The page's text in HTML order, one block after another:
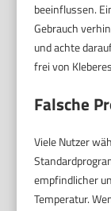
beeinflussen.
Gebrauch
und achte
frei von
Falsche
Viele Nutzer
empfindlicher
Temperatur.